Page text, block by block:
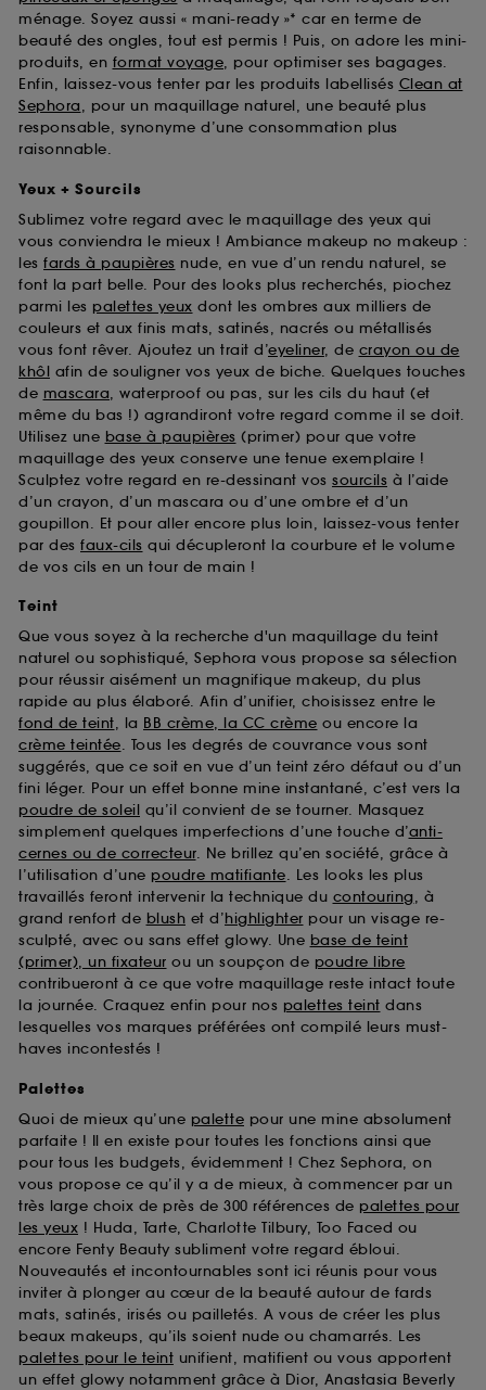
ménage. Soyez aussi « mani-ready »* car en terme de
beauté des ongles, tout est permis ! Puis, on adore les mini-
produits, en format voyage, pour optimiser ses bagages.
Enfin, laissez-vous tenter par les produits labellisés Clean at
Sephora, pour un maquillage naturel, une beauté plus
responsable, synonyme d’une consommation plus
raisonnable.
Yeux + Sourcils
Sublimez votre regard avec le maquillage des yeux qui
vous conviendra le mieux ! Ambiance makeup no makeup :
les fards à paupières nude, en vue d’un rendu naturel, se
font la part belle. Pour des looks plus recherchés, piochez
parmi les palettes yeux dont les ombres aux milliers de
couleurs et aux finis mats, satinés, nacrés ou métallisés
vous font rêver. Ajoutez un trait d’eyeliner, de crayon ou de
khôl afin de souligner vos yeux de biche. Quelques touches
de mascara, waterproof ou pas, sur les cils du haut (et
même du bas !) agrandiront votre regard comme il se doit.
Utilisez une base à paupières (primer) pour que votre
maquillage des yeux conserve une tenue exemplaire !
Sculptez votre regard en re-dessinant vos sourcils à l’aide
d’un crayon, d’un mascara ou d’une ombre et d’un
goupillon. Et pour aller encore plus loin, laissez-vous tenter
par des faux-cils qui décupleront la courbure et le volume
de vos cils en un tour de main !
Teint
Que vous soyez à la recherche d'un maquillage du teint
naturel ou sophistiqué, Sephora vous propose sa sélection
pour réussir aisément un magnifique makeup, du plus
rapide au plus élaboré. Afin d’unifier, choisissez entre le
fond de teint, la BB crème, la CC crème ou encore la
crème teintée. Tous les degrés de couvrance vous sont
suggérés, que ce soit en vue d’un teint zéro défaut ou d’un
fini léger. Pour un effet bonne mine instantané, c’est vers la
poudre de soleil qu’il convient de se tourner. Masquez
simplement quelques imperfections d’une touche d’anti-
cernes ou de correcteur. Ne brillez qu’en société, grâce à
l’utilisation d’une poudre matifiante. Les looks les plus
travaillés feront intervenir la technique du contouring, à
grand renfort de blush et d’highlighter pour un visage re-
sculpté, avec ou sans effet glowy. Une base de teint
(primer), un fixateur ou un soupçon de poudre libre
contribueront à ce que votre maquillage reste intact toute
la journée. Craquez enfin pour nos palettes teint dans
lesquelles vos marques préférées ont compilé leurs must-
haves incontestés !
Palettes
Quoi de mieux qu’une palette pour une mine absolument
parfaite ! Il en existe pour toutes les fonctions ainsi que
pour tous les budgets, évidemment ! Chez Sephora, on
vous propose ce qu’il y a de mieux, à commencer par un
très large choix de près de 300 références de palettes pour
les yeux ! Huda, Tarte, Charlotte Tilbury, Too Faced ou
encore Fenty Beauty subliment votre regard ébloui.
Nouveautés et incontournables sont ici réunis pour vous
inviter à plonger au cœur de la beauté autour de fards
mats, satinés, irisés ou pailletés. A vous de créer les plus
beaux makeups, qu’ils soient nude ou chamarrés. Les
palettes pour le teint unifient, matifient ou vous apportent
un effet glowy notamment grâce à Dior, Anastasia Beverly